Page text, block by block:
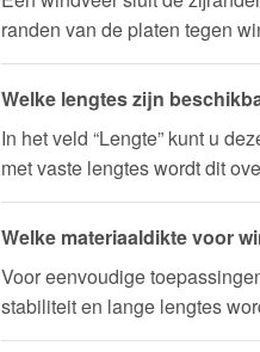
randen van de platen tegen
Welke lengtes zijn
In het veld “Lengte” kunt u
met vaste lengtes wordt dit
Welke materiaaldikte voor
Voor eenvoudige
stabiliteit en lange lengtes